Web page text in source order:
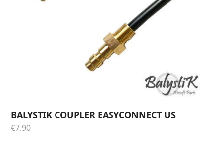
BALYSTIK COUPLER EASYCONNECT US
€7.90